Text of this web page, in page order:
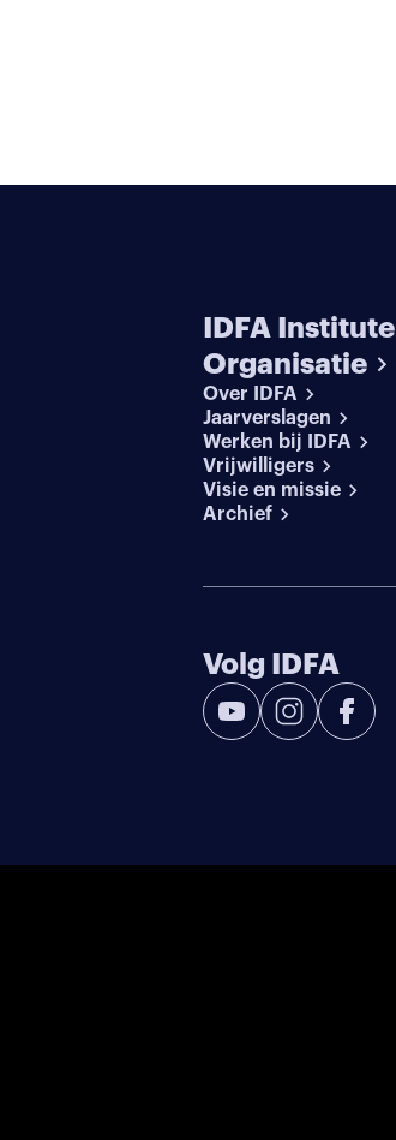
IDFA Institute
Organisatie
Over IDFA
Jaarverslagen
Werken bij IDFA
Vrijwilligers
Visie en missie
Archief
Volg IDFA